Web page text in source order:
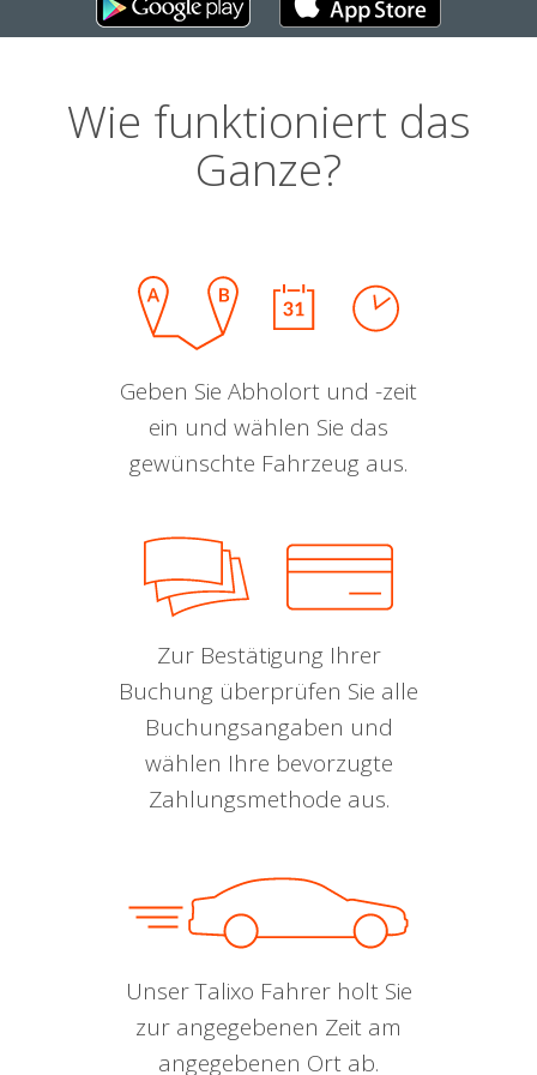
Wie funktioniert das
Ganze?
Geben Sie Abholort und -zeit
ein und wählen Sie das
gewünschte Fahrzeug aus.
Zur Bestätigung Ihrer
Buchung überprüfen Sie alle
Buchungsangaben und
wählen Ihre bevorzugte
Zahlungsmethode aus.
Unser Talixo Fahrer holt Sie
zur angegebenen Zeit am
angegebenen Ort ab.